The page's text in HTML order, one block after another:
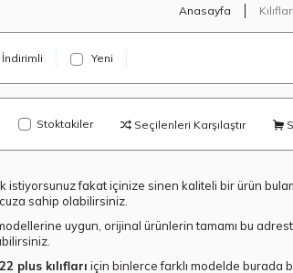
Anasayfa Kılıflar
İndirimli Yeni
Stoktakiler Seçilenleri Karşılaştır
istiyorsunuz fakat içinize sinen kaliteli bir ürün
sahip olabilirsiniz.
uygun, orijinal ürünlerin tamamı bu
plus kılıfları için binlerce farklı modelde burada